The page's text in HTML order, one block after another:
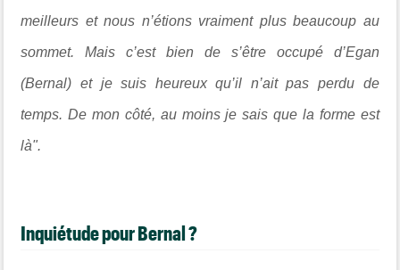
meilleurs et nous n’étions vraiment plus beaucoup au
sommet. Mais c’est bien de s’être occupé d’Egan
(Bernal) et je suis heureux qu’il n’ait pas perdu de
temps. De mon côté, au moins je sais que la forme est
là".
Inquiétude pour Bernal ?